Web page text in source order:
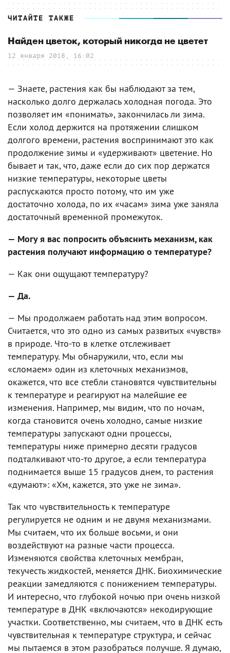
ЧИТАЙТЕ ТАКЖЕ
Найден цветок, который никогда не цветет
12 января 2018, 16:02
— Знаете, растения как бы наблюдают за тем,
насколько долго держалась холодная погода. Это
позволяет им «понимать», закончилась ли зима.
Если холод держится на протяжении слишком
долгого времени, растения воспринимают это как
продолжение зимы и «удерживают» цветение. Но
бывает и так, что, даже если до сих пор держатся
низкие температуры, некоторые цветы
распускаются просто потому, что им уже
достаточно холода, по их «часам» зима уже заняла
достаточный временной промежуток.
— Могу я вас попросить объяснить механизм, как
растения получают информацию о температуре?
— Как они ощущают температуру?
— Да.
— Мы продолжаем работать над этим вопросом.
Считается, что это одно из самых развитых «чувств»
в природе. Что-то в клетке отслеживает
температуру. Мы обнаружили, что, если мы
«сломаем» один из клеточных механизмов,
окажется, что все стебли становятся чувствительны
к температуре и реагируют на малейшие ее
изменения. Например, мы видим, что по ночам,
когда становится очень холодно, самые низкие
температуры запускают одни процессы,
температуры ниже примерно десяти градусов
подталкивают что-то другое, а если температура
поднимается выше 15 градусов днем, то растения
«думают»: «Хм, кажется, это уже не зима».
Так что чувствительность к температуре
регулируется не одним и не двумя механизмами.
Мы считаем, что их больше восьми, и они
воздействуют на разные части процесса.
Изменяются свойства клеточных мембран,
текучесть жидкостей, меняется ДНК. Биохимические
реакции замедляются с понижением температуры.
И интересно, что глубокой ночью при очень низкой
температуре в ДНК «включаются» некодирующие
участки. Соответственно, мы считаем, что в ДНК есть
чувствительная к температуре структура, и сейчас
мы пытаемся в этом разобраться получше. Я думаю,